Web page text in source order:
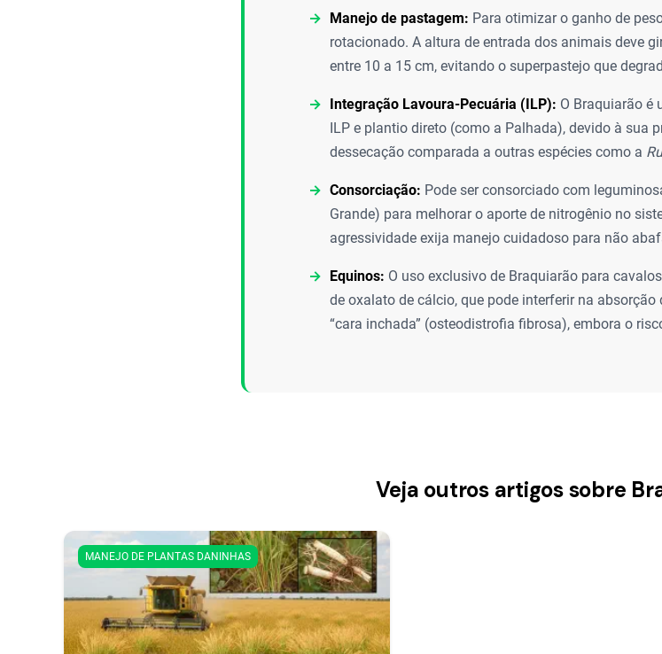
Manejo de pastagem: Para otimizar o ganho de
rotacionado. A altura de entrada dos animais deve
entre 10 a 15 cm, evitando o superpastejo que
Integração Lavoura-Pecuária (ILP): O Braquiarão é
ILP e plantio direto (como a Palhada), devido à sua
dessecação comparada a outras espécies como a
Consorciação: Pode ser consorciado com
Grande) para melhorar o aporte de nitrogênio no
agressividade exija manejo cuidadoso para não
Equinos: O uso exclusivo de Braquiarão para
de oxalato de cálcio, que pode interferir na
“cara inchada” (osteodistrofia fibrosa), embora o
Veja outros artigos sobre
MANEJO DE PLANTAS DANINHAS